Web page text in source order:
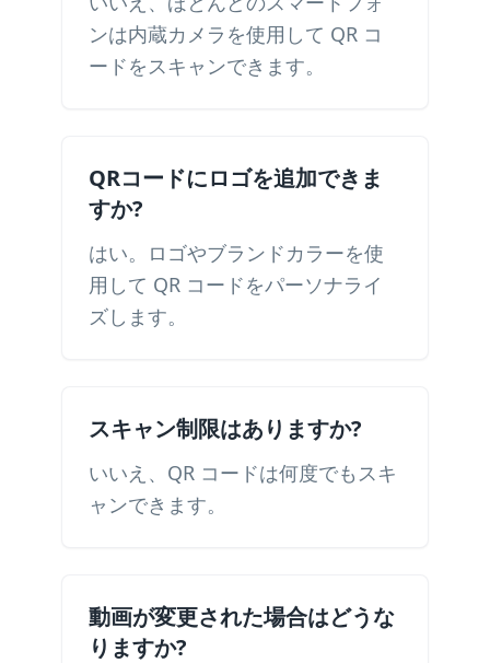
ンは内蔵カメラを使用して QR コ
ードをスキャンできます。
QRコードにロゴを追加できま
すか?
はい。ロゴやブランドカラーを使
用して QR コードをパーソナライ
ズします。
スキャン制限はありますか?
いいえ、QR コードは何度でもスキ
ャンできます。
動画が変更された場合はどうな
りますか?